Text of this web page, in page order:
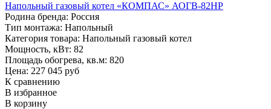
Напольный газовый котел «КОМПАС» АОГВ-82НР
Родина бренда: Россия
Тип монтажа: Напольный
Категория товара: Напольный газовый котел
Мощность, кВт: 82
Площадь обогрева, кв.м: 820
Цена: 227 045 руб
К сравнению
В избранное
В корзину